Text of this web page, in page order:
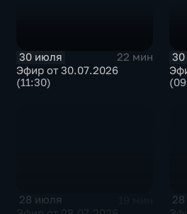
30 июля
22 мин
Эфир от 30.07.2026
(11:30)
28 июля